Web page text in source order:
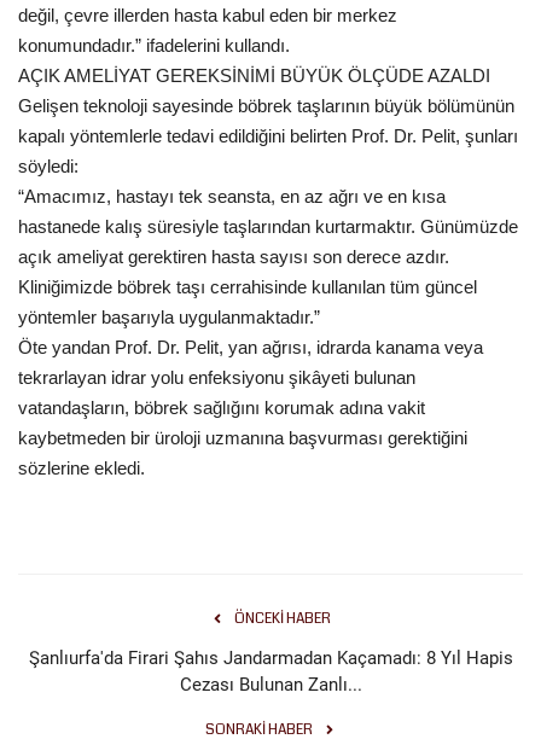
değil, çevre illerden hasta kabul eden bir merkez
konumundadır.” ifadelerini kullandı.
AÇIK AMELİYAT GEREKSİNİMİ BÜYÜK ÖLÇÜDE AZALDI
Gelişen teknoloji sayesinde böbrek taşlarının büyük bölümünün
kapalı yöntemlerle tedavi edildiğini belirten Prof. Dr. Pelit, şunları
söyledi:
“Amacımız, hastayı tek seansta, en az ağrı ve en kısa
hastanede kalış süresiyle taşlarından kurtarmaktır. Günümüzde
açık ameliyat gerektiren hasta sayısı son derece azdır.
Kliniğimizde böbrek taşı cerrahisinde kullanılan tüm güncel
yöntemler başarıyla uygulanmaktadır.”
Öte yandan Prof. Dr. Pelit, yan ağrısı, idrarda kanama veya
tekrarlayan idrar yolu enfeksiyonu şikâyeti bulunan
vatandaşların, böbrek sağlığını korumak adına vakit
kaybetmeden bir üroloji uzmanına başvurması gerektiğini
sözlerine ekledi.
ÖNCEKI HABER
Şanlıurfa'da Firari Şahıs Jandarmadan Kaçamadı: 8 Yıl Hapis
Cezası Bulunan Zanlı...
SONRAKI HABER